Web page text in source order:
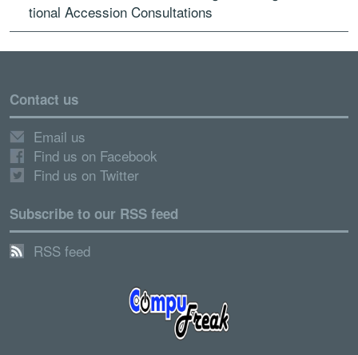
tional Acces­sion Con­sulta­tions
Contact us
Email us
Find us on Facebook
Find us on Twitter
Subscribe to our RSS feed
RSS feed